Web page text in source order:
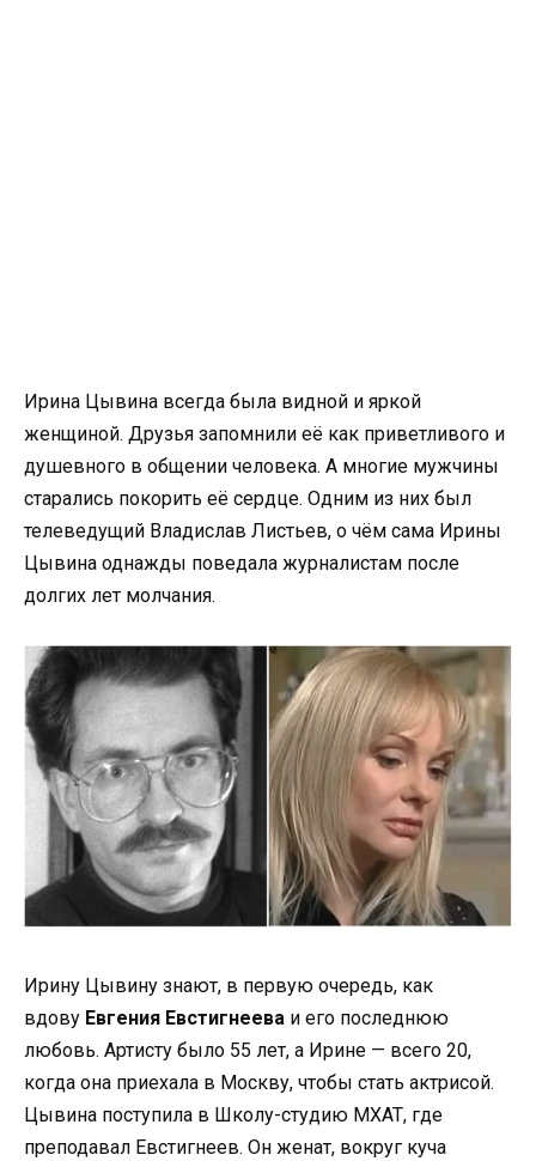
Ирина Цывина всегда была видной и яркой
женщиной. Друзья запомнили её как приветливого и
душевного в общении человека. А многие мужчины
старались покорить её сердце. Одним из них был
телеведущий Владислав Листьев, о чём сама Ирины
Цывина однажды поведала журналистам после
долгих лет молчания.
Ирину Цывину знают, в первую очередь, как
вдову Евгения Евстигнеева и его последнюю
любовь. Артисту было 55 лет, а Ирине — всего 20,
когда она приехала в Москву, чтобы стать актрисой.
Цывина поступила в Школу-студию МХАТ, где
преподавал Евстигнеев. Он женат, вокруг куча